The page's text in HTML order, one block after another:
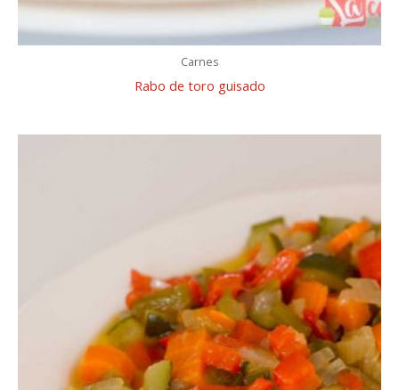
Carnes
Rabo de toro guisado